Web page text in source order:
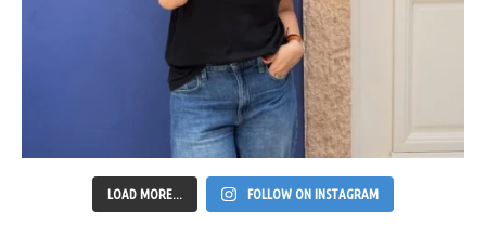
LOAD MORE... FOLLOW ON INSTAGRAM